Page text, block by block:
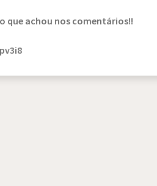
que achou nos comentários!!